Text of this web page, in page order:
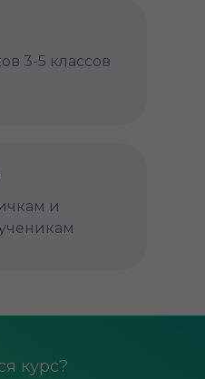
и
3-5 классов
курс?